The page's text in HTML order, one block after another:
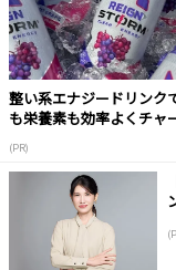
整い系エナジードリンク
も栄養素も効率よくチャ
(PR)